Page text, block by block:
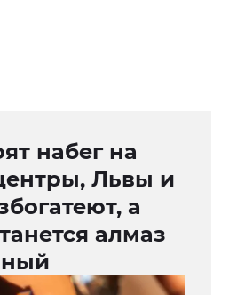
набег на
Львы и
а
алмаз